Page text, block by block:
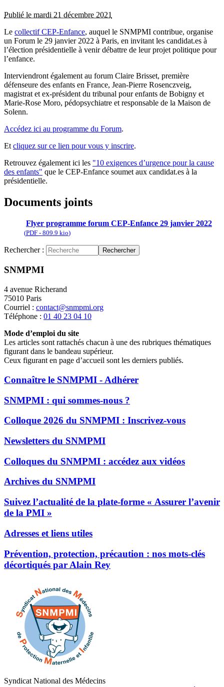
Publié le mardi 21 décembre 2021
Le collectif CEP-Enfance, auquel le SNMPMI contribue, organise
un Forum le 29 janvier 2022 à Paris, en invitant les candidat.es à
l’élection présidentielle à venir débattre de leur projet politique pour
l’enfance.
Interviendront également au forum Claire Brisset, première
défenseure des enfants en France, Jean-Pierre Rosenczveig,
magistrat et ex-président du tribunal pour enfants de Bobigny et
Marie-Rose Moro, pédopsychiatre et responsable de la Maison de
Solenn.
Accédez ici au programme du Forum.
Et cliquez sur ce lien pour vous y inscrire.
Retrouvez également ici les "10 exigences d’urgence pour la cause
des enfants" que le CEP-Enfance soumet aux candidat.es à la
présidentielle.
Documents joints
Flyer programme forum CEP-Enfance 29 janvier 2022
(PDF - 809.9 kio)
Rechercher : Rechercher
SNMPMI
4 avenue Richerand
75010 Paris
Courriel : contact@snmpmi.org
Téléphone : 01 40 23 04 10
Mode d’emploi du site
Les articles sont rattachés chacun à une des rubriques thématiques
figurant dans le bandeau supérieur.
Ceux figurant en page d’accueil sont les derniers publiés.
Connaître le SNMPMI - Adhérer
SNMPMI : qui sommes-nous ?
Colloque 2026 du SNMPMI : Inscrivez-vous
Newsletters du SNMPMI
Colloques du SNMPMI : accédez aux vidéos
Archives du SNMPMI
Suivez l’actualité de la plate-forme « Assurer l’avenir
de la PMI »
Adresses et liens utiles
Prévention, protection, précaution : nos mots-clés
décortiqués par Alain Rey
Syndicat National des Médecins